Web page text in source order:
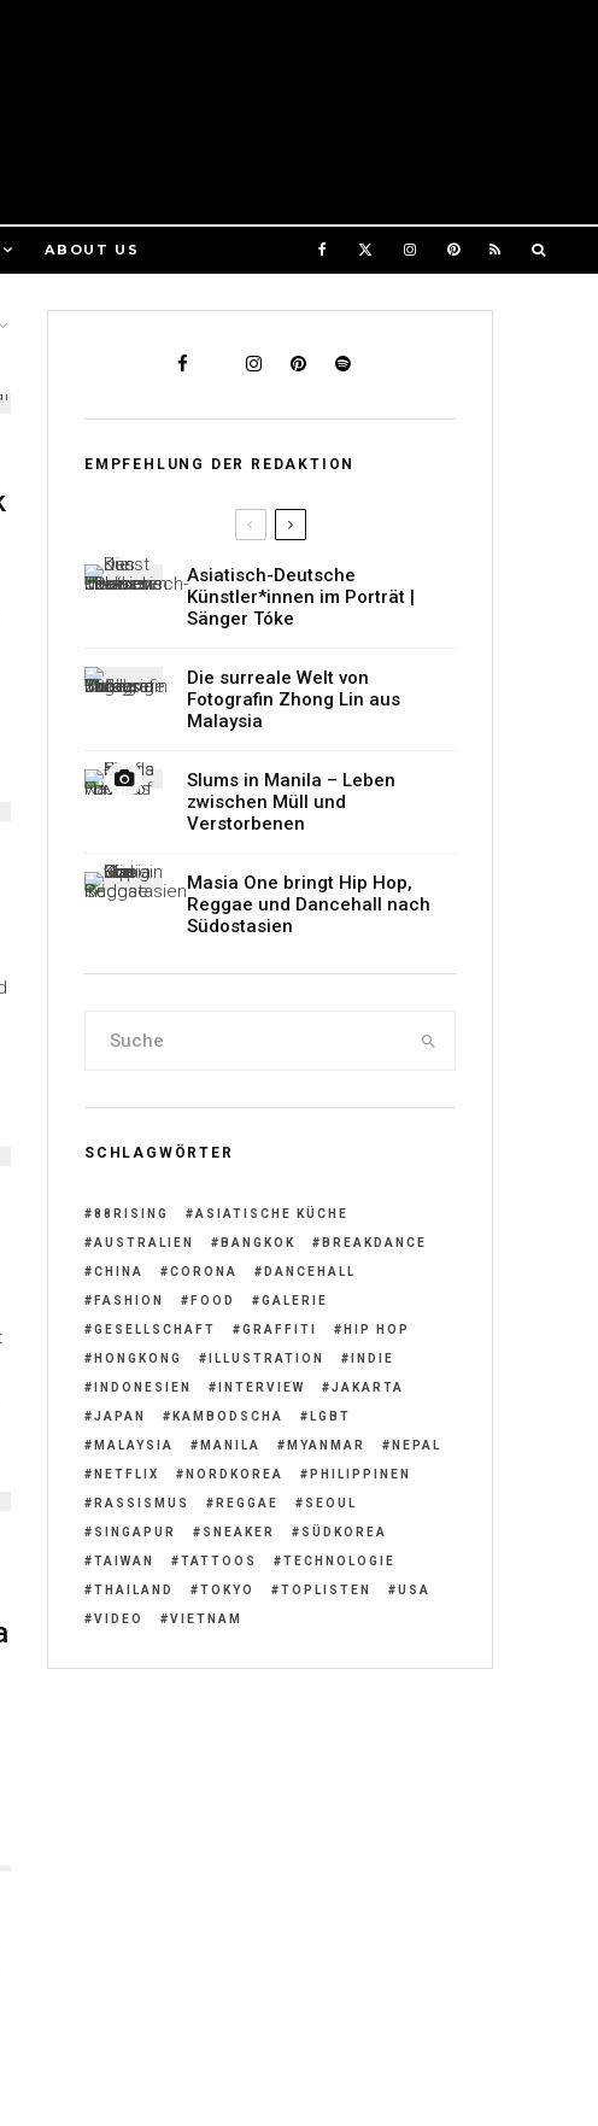
ABOUT US
EMPFEHLUNG DER REDAKTION
Asiatisch-Deutsche
Künstler*innen im Porträt |
Sänger Tóke
Die surreale Welt von
Fotografin Zhong Lin aus
Malaysia
Slums in Manila – Leben
zwischen Müll und
Verstorbenen
Masia One bringt Hip Hop,
Reggae und Dancehall nach
Südostasien
SCHLAGWÖRTER
88RISING ASIATISCHE KÜCHE
AUSTRALIEN BANGKOK BREAKDANCE
CHINA CORONA DANCEHALL
FASHION FOOD GALERIE
GESELLSCHAFT GRAFFITI HIP HOP
HONGKONG ILLUSTRATION INDIE
INDONESIEN INTERVIEW JAKARTA
JAPAN KAMBODSCHA LGBT
MALAYSIA MANILA MYANMAR NEPAL
NETFLIX NORDKOREA PHILIPPINEN
RASSISMUS REGGAE SEOUL
SINGAPUR SNEAKER SÜDKOREA
TAIWAN TATTOOS TECHNOLOGIE
THAILAND TOKYO TOPLISTEN USA
VIDEO VIETNAM